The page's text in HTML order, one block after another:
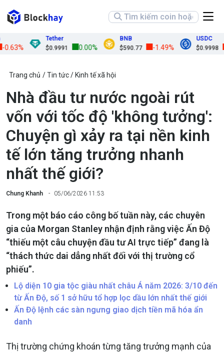
Tether
$0.9991
0.00%
BNB
$590.77
-1.49%
USDC
$0.9998
-
Trang chủ Tin tức Kinh tế xã hội
Nhà đầu tư nước ngoài rút
vốn với tốc độ 'không tưởng':
Chuyện gì xảy ra tại nền kinh
tế lớn tăng trưởng nhanh
nhất thế giới?
Chung Khanh 05/06/2026 11:53
Trong một báo cáo công bố tuần này, các chuyên
gia của Morgan Stanley nhận định rằng việc Ấn Độ
“thiếu một câu chuyện đầu tư AI trực tiếp” đang là
“thách thức dai dẳng nhất đối với thị trường cổ
phiếu”.
Lộ diện 10 gia tộc giàu nhất châu Á năm 2026: 3/10 đến
từ Ấn Độ, số 1 sở hữu tổ hợp lọc dầu lớn nhất thế giới
Ấn Độ lệnh các sàn ngưng giao dịch tiền mã hóa ẩn
danh
Thị trường chứng khoán từng tăng trưởng mạnh của